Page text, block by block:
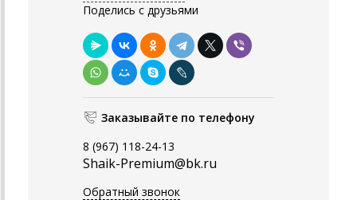
Поделись с друзьями
Заказывайте по телефону
8 (967) 118-24-13
Shaik-Premium@bk.ru
Обратный звонок